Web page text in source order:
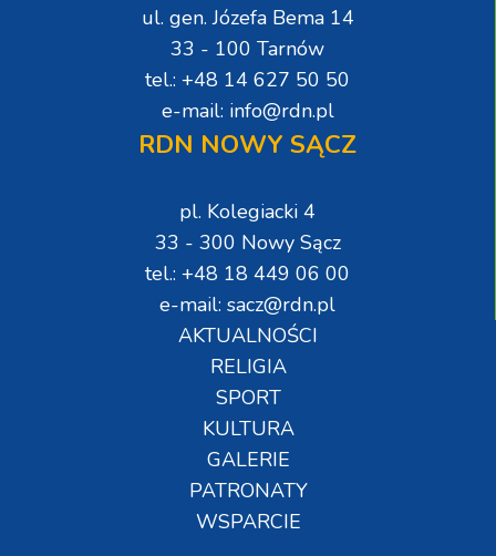
ul. gen. Józefa Bema 14
33 - 100 Tarnów
tel.: +48 14 627 50 50
e-mail: info@rdn.pl
RDN NOWY SĄCZ
pl. Kolegiacki 4
33 - 300 Nowy Sącz
tel.: +48 18 449 06 00
e-mail: sacz@rdn.pl
AKTUALNOŚCI
RELIGIA
SPORT
KULTURA
GALERIE
PATRONATY
WSPARCIE